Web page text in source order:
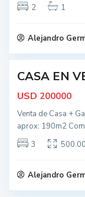
2
1
Alejandro
a
c
CASA EN
USD 200000
Venta de Casa +
aprox: 190m2
3
Alejandro
t
d
,
B
l
c
a
c
t
d